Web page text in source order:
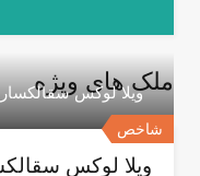
ملک های ویژه
شاخص
ویلا لوکس سقالکسار
ویلا لوکس